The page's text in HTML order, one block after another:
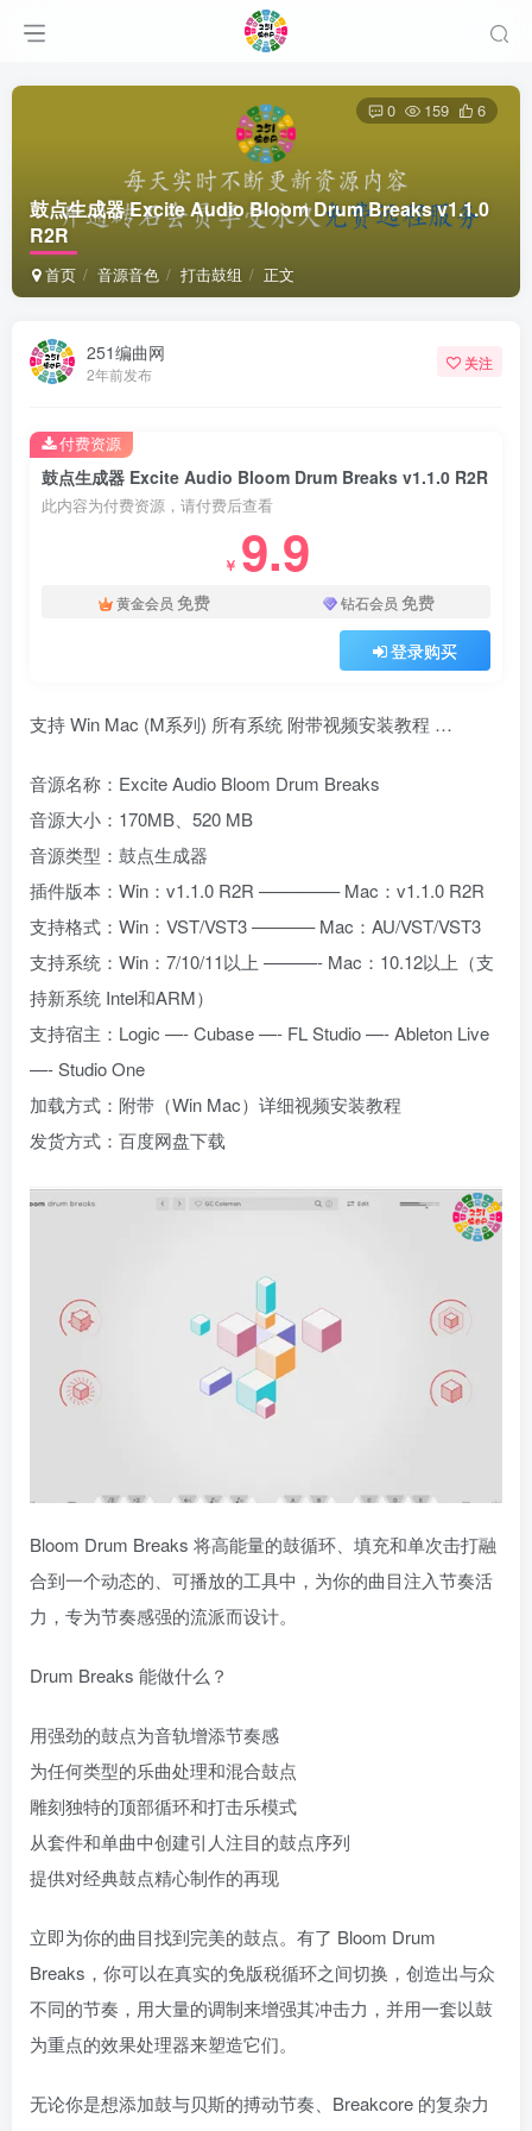
鼓点生成器 Excite Audio Bloom Drum Breaks v1.1.0
R2R
首页 音源音色 打击鼓组 正文
0 159 6
251编曲网
2年前发布
关注
鼓点生成器 Excite Audio Bloom Drum Breaks v1.1.0 R2R
此内容为付费资源，请付费后查看
￥ 9.9
黄金会员 免费 钻石会员 免费
登录购买
付费资源
支持 Win Mac (M系列) 所有系统 附带视频安装教程 …
音源名称：Excite Audio Bloom Drum Breaks
音源大小：170MB、520 MB
音源类型：鼓点生成器
插件版本：Win：v1.1.0 R2R ————– Mac：v1.1.0 R2R
支持格式：Win：VST/VST3 ———– Mac：AU/VST/VST3
支持系统：Win：7/10/11以上 ———- Mac：10.12以上（支
持新系统 Intel和ARM）
支持宿主：Logic —- Cubase —- FL Studio —- Ableton Live
—- Studio One
加载方式：附带（Win Mac）详细视频安装教程
发货方式：百度网盘下载
Bloom Drum Breaks 将高能量的鼓循环、填充和单次击打融
合到一个动态的、可播放的工具中，为你的曲目注入节奏活
力，专为节奏感强的流派而设计。
Drum Breaks 能做什么？
用强劲的鼓点为音轨增添节奏感
为任何类型的乐曲处理和混合鼓点
雕刻独特的顶部循环和打击乐模式
从套件和单曲中创建引人注目的鼓点序列
提供对经典鼓点精心制作的再现
立即为你的曲目找到完美的鼓点。有了 Bloom Drum
Breaks，你可以在真实的免版税循环之间切换，创造出与众
不同的节奏，用大量的调制来增强其冲击力，并用一套以鼓
为重点的效果处理器来塑造它们。
无论你是想添加鼓与贝斯的搏动节奏、Breakcore 的复杂力